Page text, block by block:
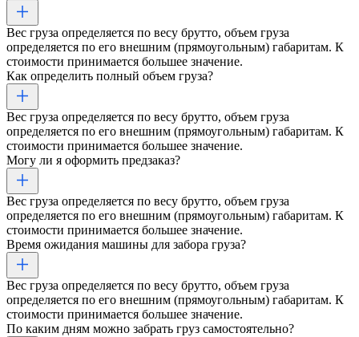
Вес груза определяется по весу брутто, объем груза
определяется по его внешним (прямоугольным) габаритам. К
стоимости принимается большее значение.
Как определить полный объем груза?
Вес груза определяется по весу брутто, объем груза
определяется по его внешним (прямоугольным) габаритам. К
стоимости принимается большее значение.
Могу ли я оформить предзаказ?
Вес груза определяется по весу брутто, объем груза
определяется по его внешним (прямоугольным) габаритам. К
стоимости принимается большее значение.
Время ожидания машины для забора груза?
Вес груза определяется по весу брутто, объем груза
определяется по его внешним (прямоугольным) габаритам. К
стоимости принимается большее значение.
По каким дням можно забрать груз самостоятельно?